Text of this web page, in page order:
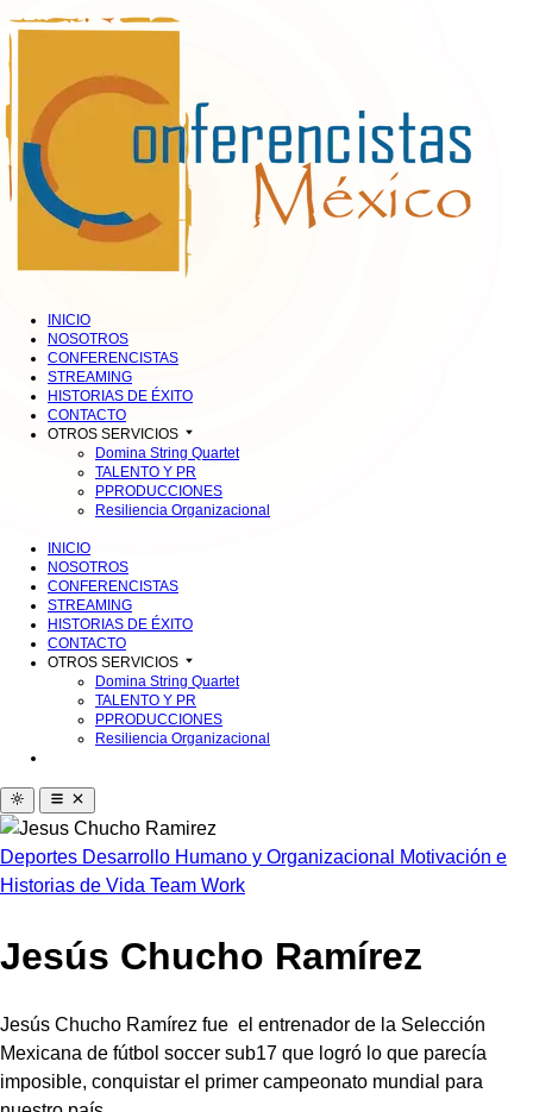
INICIO
NOSOTROS
CONFERENCISTAS
STREAMING
HISTORIAS DE ÉXITO
CONTACTO
OTROS SERVICIOS
Domina String Quartet
TALENTO Y PR
PPRODUCCIONES
Resiliencia Organizacional
INICIO
NOSOTROS
CONFERENCISTAS
STREAMING
HISTORIAS DE ÉXITO
CONTACTO
OTROS SERVICIOS
Domina String Quartet
TALENTO Y PR
PPRODUCCIONES
Resiliencia Organizacional
Deportes Desarrollo Humano y Organizacional
Motivación e
Historias de Vida Team Work
Jesús Chucho Ramírez
Jesús Chucho Ramírez fue el entrenador de la Selección
Mexicana de fútbol soccer sub17 que logró lo que parecía
imposible, conquistar el primer campeonato mundial para